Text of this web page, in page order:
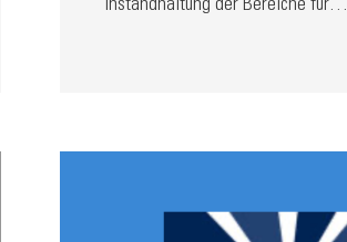
Instandhaltung der Bereiche für…